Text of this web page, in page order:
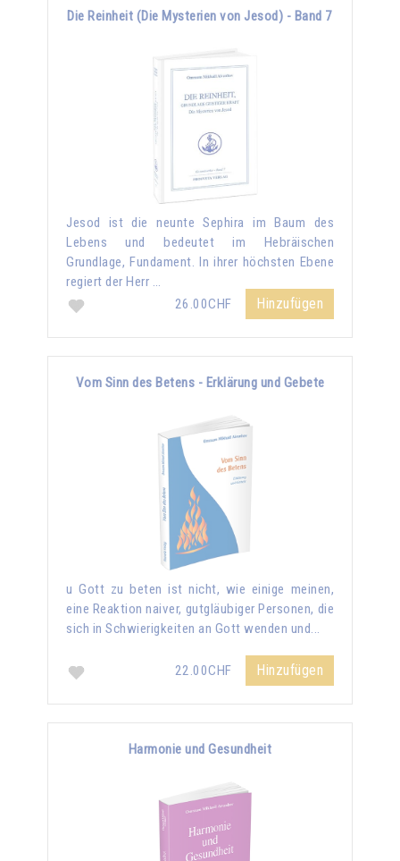
Die Reinheit (Die Mysterien von Jesod) - Band 7
Jesod ist die neunte Sephira im Baum des
Lebens und bedeutet im Hebräischen
Grundlage, Fundament. In ihrer höchsten Ebene
regiert der Herr …
26.00CHF
Hinzufügen
Vom Sinn des Betens - Erklärung und Gebete
u Gott zu beten ist nicht, wie einige meinen,
eine Reaktion naiver, gutgläubiger Personen, die
sich in Schwierigkeiten an Gott wenden und...
22.00CHF Hinzufügen
Harmonie und Gesundheit